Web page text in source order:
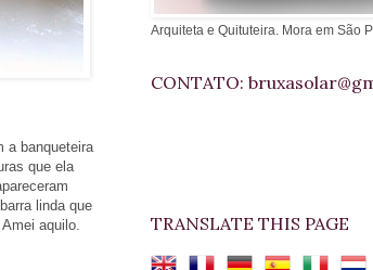
a banqueteira
que ela
linda que
aquilo.
Arquiteta e Quituteira. Mora em São
CONTATO:
TRANSLATE THIS PAGE